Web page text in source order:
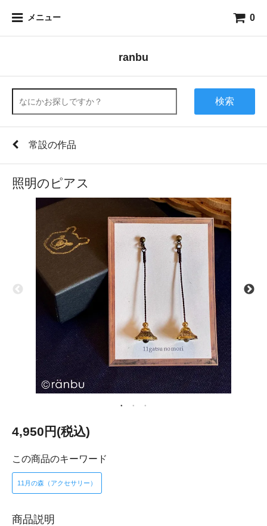
メニュー 0
ranbu
検索
常設の作品
照明のピアス
4,950円(税込)
この商品のキーワード
11月の森（アクセサリー）
商品説明